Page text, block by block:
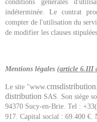
conditions générales
indéterminée. Le contrat
compter de l'utilisation du
de modifier les clauses
Mentions légales (article 6.III
Le site "www. cmsdistribution
distribution SAS. Son siège
94370 Sucy-en-Brie. Tel :
917. Capital social : 69.400 €.